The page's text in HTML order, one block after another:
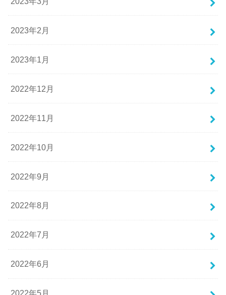
2023年2月
2023年1月
2022年12月
2022年11月
2022年10月
2022年9月
2022年8月
2022年7月
2022年6月
2022年5月